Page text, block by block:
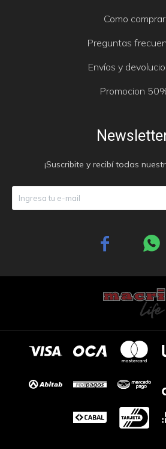
Como comprar
Preguntas
Envíos y
Promocion
¡Suscribite y recibí todas
 